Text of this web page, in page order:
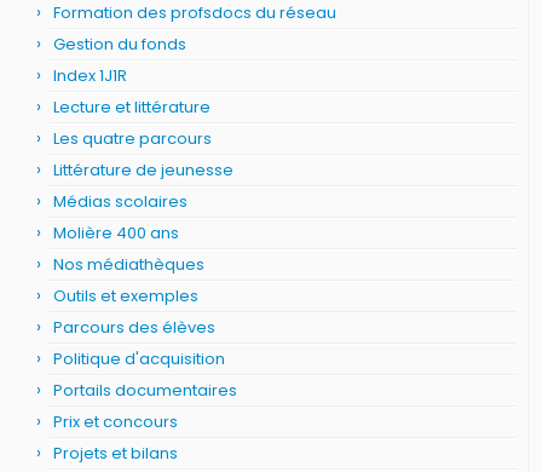
Formation des profsdocs du réseau
Gestion du fonds
Index 1J1R
Lecture et littérature
Les quatre parcours
Littérature de jeunesse
Médias scolaires
Molière 400 ans
Nos médiathèques
Outils et exemples
Parcours des élèves
Politique d'acquisition
Portails documentaires
Prix et concours
Projets et bilans